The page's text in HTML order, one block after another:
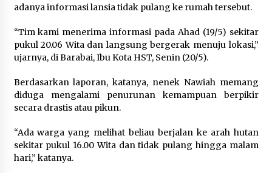
Agustus 4, 2026
Kejari HST Musnahkan Barang Bukti 27 Perkara
Inkracht van Gewisjde
Agustus 4, 2026
Pelajar di HST Musnahkan Barang Bukti
Kejaksaan, Ada Apa?
Agustus 4, 2026
adanya informasi lansia tidak pulang ke rumah tersebut.
“Tim kami menerima informasi pada Ahad (19/5) sekitar
pukul 20.06 Wita dan langsung bergerak menuju lokasi,”
ujarnya, di Barabai, Ibu Kota HST, Senin (20/5).
Berdasarkan laporan, katanya, nenek Nawiah memang
diduga mengalami penurunan kemampuan berpikir
secara drastis atau pikun.
“Ada warga yang melihat beliau berjalan ke arah hutan
sekitar pukul 16.00 Wita dan tidak pulang hingga malam
hari,” katanya.